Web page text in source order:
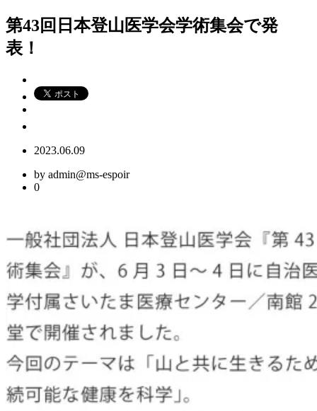
第43回日本登山医学会学術集会で発
表！
2023.06.09
by admin@ms-espoir
0